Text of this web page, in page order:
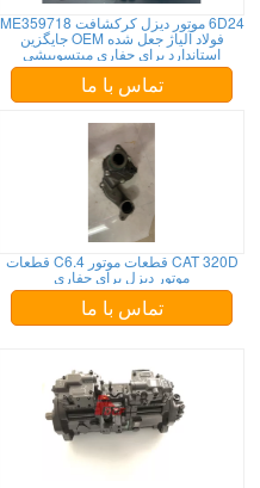
6D24 موتور دیزل کرکشافت ME359718
فولاد آلیاژ جعل شده OEM جایگزین
استاندارد برای حفاری میتسوبیشی
تماس با ما
CAT 320D قطعات موتور C6.4 قطعات
موتور دیزل برای حفاری
تماس با ما